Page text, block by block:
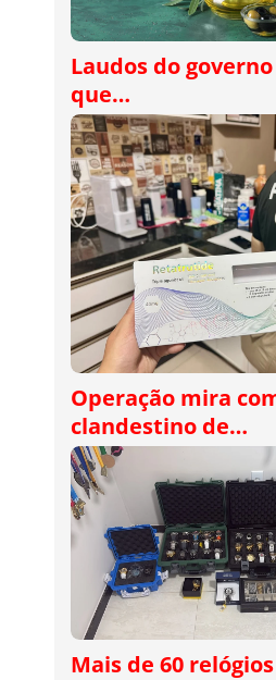
Laudos do
que…
Operação mira
clandestino de…
Mais de 60